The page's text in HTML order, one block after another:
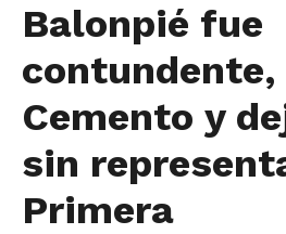
Balonpié fue
Cemento y
sin
Primera